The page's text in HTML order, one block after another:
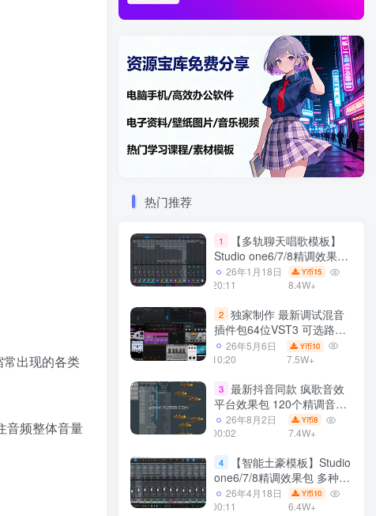
出现的各类
音频整体音量
热门推荐
1
【多轨聊天唱歌模板】
Studio one6/7/8精调效果包
多种效果模式 声卡调试好直
播预设模板
26年1月18日
20:11
Y币15
8.4W+
2 独家制作 最新调试混音
插件包64位VST3 可选路径
一键安装550个效果器合集
v3.0 WiN 支持定制
26年5月6日
10:20
Y币10
7.5W+
3 最新抖音同款 疯歌音效
平台效果包 120个精调音效
包+软件自带170个音效
+600个插件 带安装教程全
26年8月2日
00:02
Y币8
7.4W+
4
【智能土豪模板】Studio
one6/7/8精调效果包 多种效
果模式可选 声卡调试好预设
带插件全套文件
26年4月18日
00:11
Y币10
6.4W+